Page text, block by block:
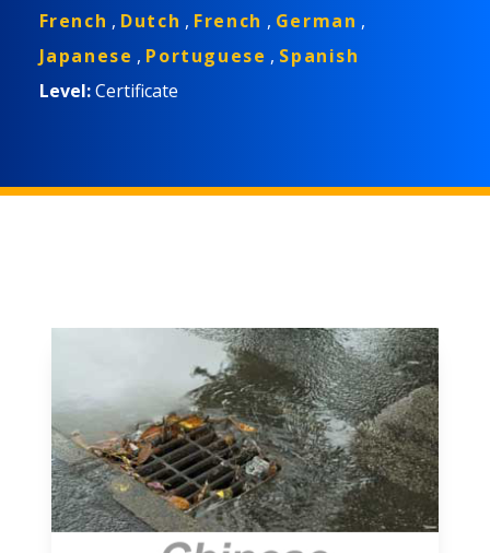
French , Dutch , French , German ,
Japanese , Portuguese , Spanish
Level:Certificate